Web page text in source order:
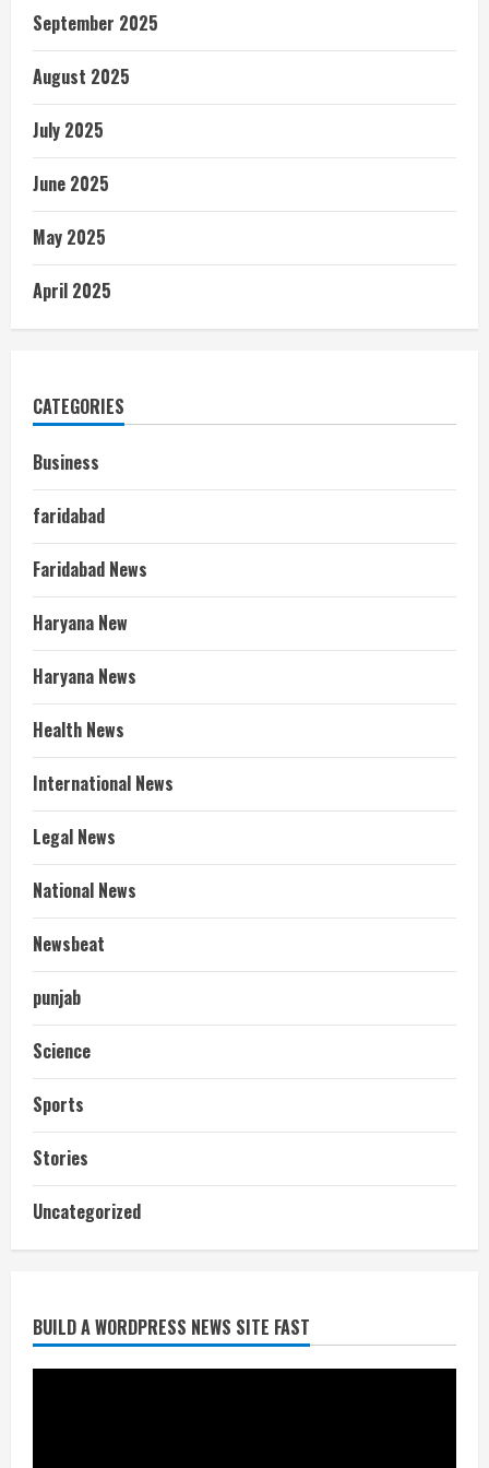
September 2025
August 2025
July 2025
June 2025
May 2025
April 2025
CATEGORIES
Business
faridabad
Faridabad News
Haryana New
Haryana News
Health News
International News
Legal News
National News
Newsbeat
punjab
Science
Sports
Stories
Uncategorized
BUILD A WORDPRESS NEWS SITE FAST
July 24, 2026
निर्धारित मानक व नियम का बारीकी से किया
जाएगा परीक्षण, तब कार्रवाई